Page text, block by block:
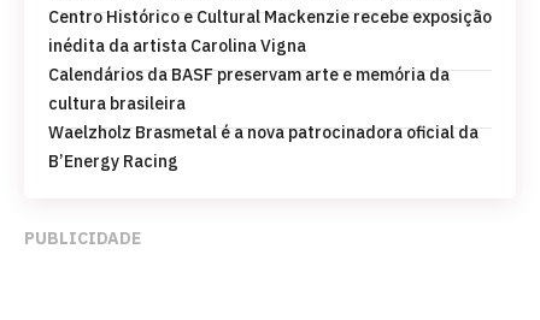
Centro Histórico e Cultural Mackenzie recebe exposição
inédita da artista Carolina Vigna
Calendários da BASF preservam arte e memória da
cultura brasileira
Waelzholz Brasmetal é a nova patrocinadora oficial da
B’Energy Racing
PUBLICIDADE